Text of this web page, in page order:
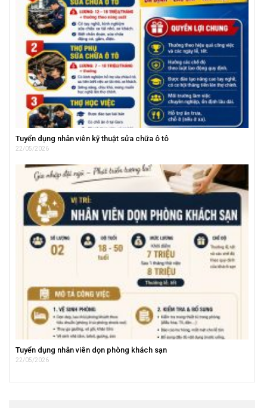
Tuyển dụng nhân viên kỹ thuật sửa chữa ô tô
22/05/2026
Tuyển dụng nhân viên dọn phòng khách sạn
22/05/2026